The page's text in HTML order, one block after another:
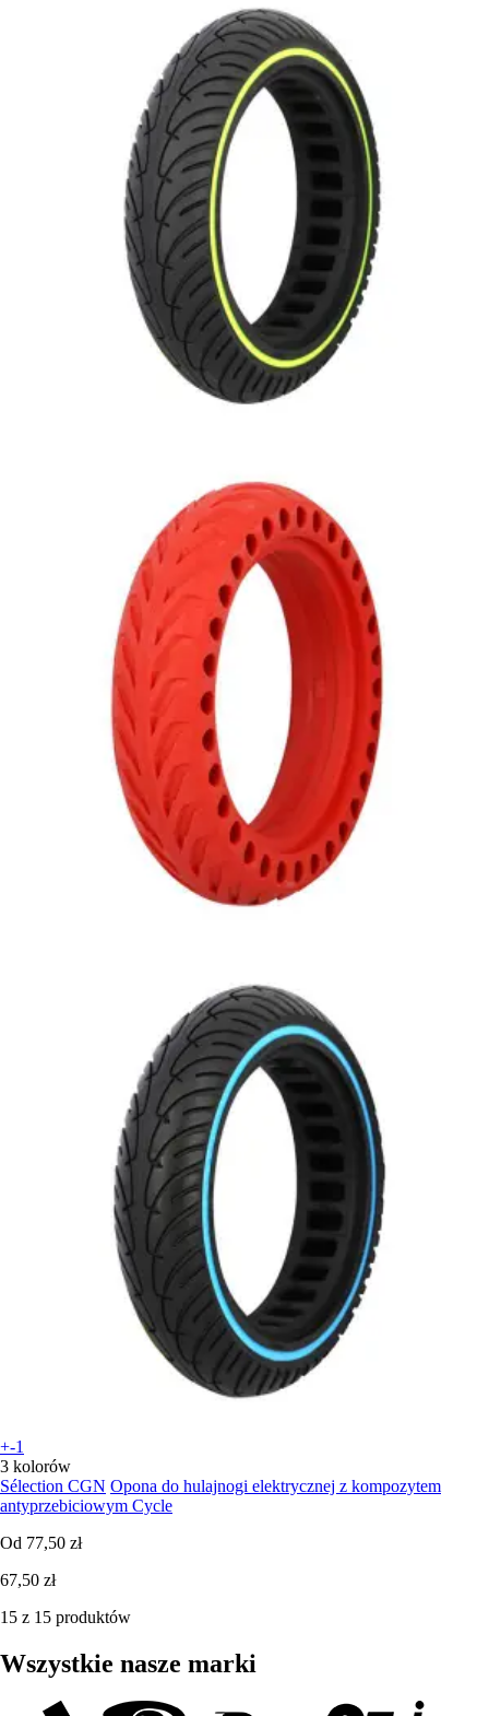
+-1
3 kolorów
Sélection CGN Opona do hulajnogi elektrycznej z kompozytem
antyprzebiciowym Cycle
Od 77,50 zł
67,50 zł
15 z 15 produktów
Wszystkie nasze marki